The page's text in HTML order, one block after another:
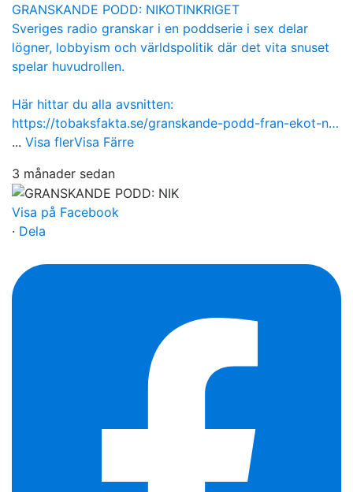
GRANSKANDE PODD: NIKOTINKRIGET
Sveriges radio granskar i en poddserie i sex delar
lögner, lobbyism och världspolitik där det vita snuset
spelar huvudrollen.
Här hittar du alla avsnitten:
https://tobaksfakta.se/granskande-podd-fran-ekot-n…
... Visa flerVisa Färre
3 månader sedan
Visa på Facebook
· Dela